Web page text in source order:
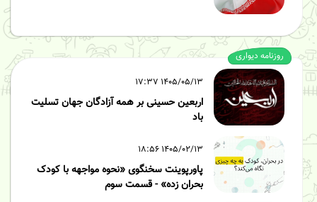
روزنامه دیواری
۱۴۰۵/۰۵/۱۳ ۱۷:۳۷
اربعین حسینی بر همه آزادگان جهان تسلیت
باد
۱۴۰۵/۰۲/۱۳ ۱۸:۵۶
پاورپوینت سخنگوی «نحوه مواجهه با کودک
بحران زده» - قسمت سوم